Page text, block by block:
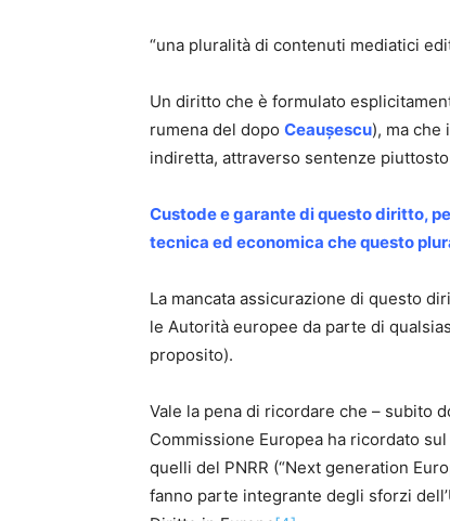
“una pluralità di contenuti mediatici
Un diritto che è formulato
rumena del dopo Ceaușescu), ma che
indiretta, attraverso sentenze
Custode e garante di questo diritto,
tecnica ed economica che questo
La mancata assicurazione di questo
le Autorità europee da parte di
proposito).
Vale la pena di ricordare che – subito
Commissione Europea ha ricordato
quelli del PNRR (“Next generation
fanno parte integrante degli sforzi